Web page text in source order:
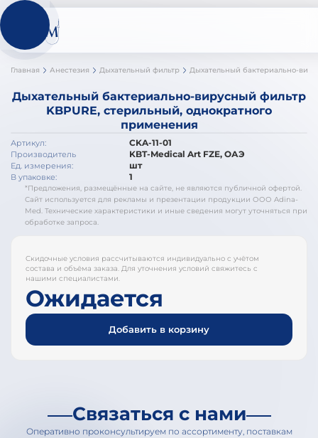
Главная Анестезия Дыхательный фильтр
Дыхательный бактериально-вирусный фильтр
KBPURE, стерильный, однократного
применения
Артикул: CKA-11-01
Производитель KBT-Medical Art FZE, ОАЭ
Ед. измерения: шт
В упаковке: 1
*Предложения, размещённые на сайте, не являются публичной офертой.
Сайт используется для рекламы и презентации продукции ООО Adina-
Med. Технические характеристики и иные сведения могут уточняться при
обработке запроса.
Скидочные условия рассчитываются индивидуально с учётом
состава и объёма заказа. Для уточнения условий свяжитесь с
нашими специалистами.
Ожидается
Добавить в корзину
Связаться с нами
Оперативно проконсультируем по ассортименту, поставкам